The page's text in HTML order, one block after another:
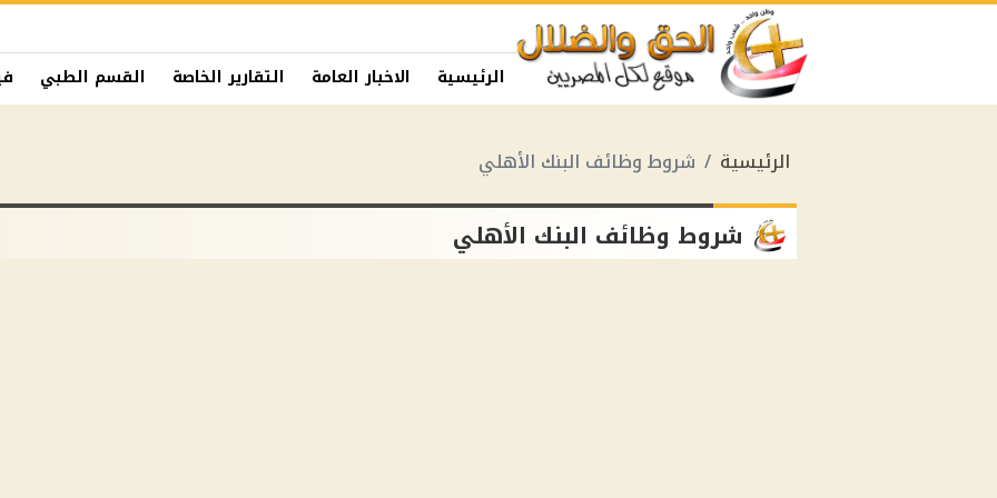
الرئيسية الاخبار العامة التقارير الخاصة القسم الطبي
الرئيسية شروط وظائف البنك الأهلي
شروط وظائف البنك الأهلي